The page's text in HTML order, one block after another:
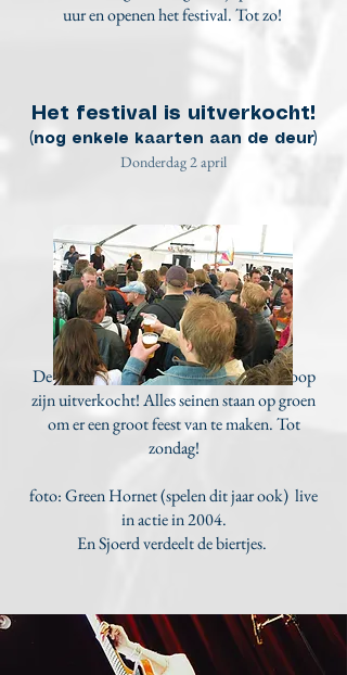
uur en openen het festival. Tot zo!
Het festival is uitverkocht!
(nog enkele kaarten aan de deur)
Donderdag 2 april
De beschikbare kaarten van de voorverkoop
zijn uitverkocht! Alles seinen staan op groen
om er een groot feest van te maken. Tot
zondag!
foto: Green Hornet (spelen dit jaar ook) live
in actie in 2004.
En Sjoerd verdeelt de biertjes.